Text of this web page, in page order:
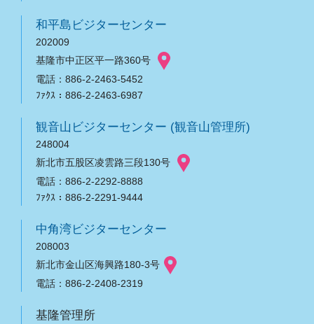
和平島ビジターセンター
202009
基隆市中正区平一路360号
電話：886-2-2463-5452
ﾌｧｸｽ：886-2-2463-6987
観音山ビジターセンター (観音山管理所)
248004
新北市五股区凌雲路三段130号
電話：886-2-2292-8888
ﾌｧｸｽ：886-2-2291-9444
中角湾ビジターセンター
208003
新北市金山区海興路180-3号
電話：886-2-2408-2319
基隆管理所